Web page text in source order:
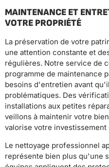
MAINTENANCE ET
VOTRE PROPRIÉTÉ
La préservation de votre
une attention constante et
régulières. Notre service de
programme de maintenance
besoins d'entretien avant
problématiques. Des
installations aux petites
veillons à maintenir votre
valorise votre investissement
Le nettoyage professionnel
représente bien plus qu'une